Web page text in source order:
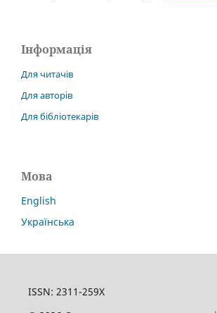
Інформація
Для читачів
Для авторів
Для бібліотекарів
Мова
English
Українська
ISSN: 2311-259X